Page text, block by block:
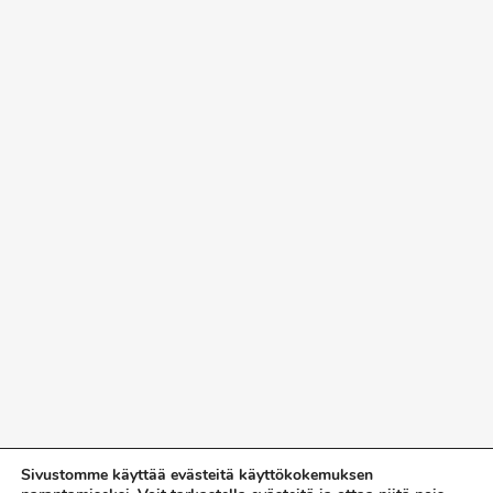
Sivustomme käyttää evästeitä käyttökokemuksen